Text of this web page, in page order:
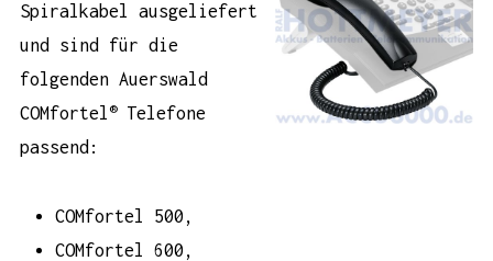
Spiralkabel ausgeliefert
und sind für die
folgenden Auerswald
COMfortel ®Telefone
passend:
COMfortel 500,
COMfortel 600,